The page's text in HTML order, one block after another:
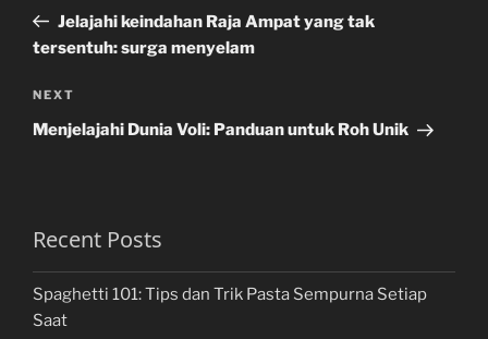
PostJelajahi keindahan Raja Ampat yang tak
tersentuh: surga menyelam
Next
Post
NEXT
Menjelajahi Dunia Voli: Panduan untuk Roh Unik
Recent Posts
Spaghetti 101: Tips dan Trik Pasta Sempurna Setiap
Saat